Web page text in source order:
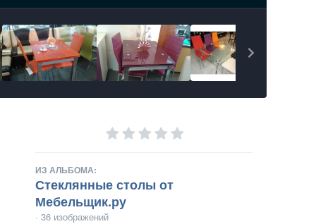
ИЗ АЛЬБОМА:
Стеклянные столы от
Мебельщик.ру
· 36 изображений